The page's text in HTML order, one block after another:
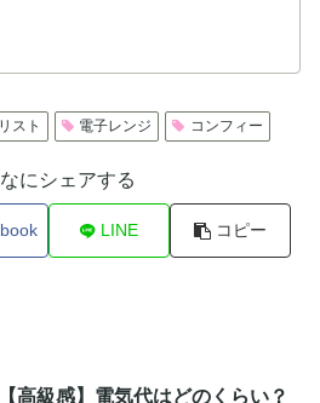
スト 電子レンジ コンフィー
にシェアする
LINE コピー
【高級感】電気代はどのくらい？